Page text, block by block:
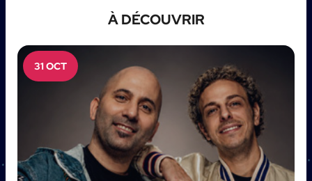
À DÉCOUVRIR
31 OCT